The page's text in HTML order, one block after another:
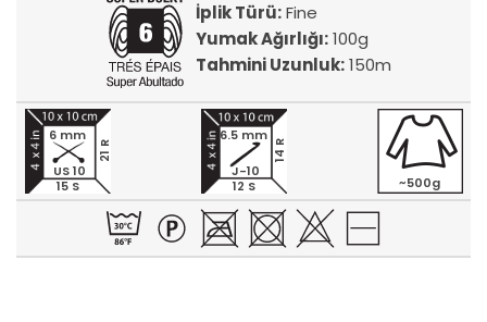
İplik Türü:Fine
Yumak Ağırlığı:100g
Tahmini Uzunluk:150m
15 S
21 R
6 mm
US 10
12 S
14 R
6.5 mm
J-10
~500g